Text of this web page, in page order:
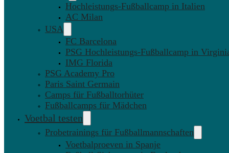
Hochleistungs-Fußballcamp in Italien
AC Milan
USA
FC Barcelona
PSG Hochleistungs-Fußballcamp in
IMG Florida
PSG Academy Pro
Paris Saint Germain
Camps für Fußballtorhüter
Fußballcamps für Mädchen
Voetbal testen
Probetrainings für Fußballmannschaften
Voetbalproeven in Spanje